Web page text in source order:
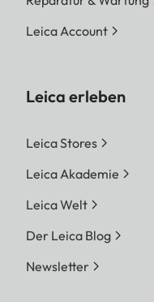
Leica Account
Leica erleben
Leica Stores
Leica Akademie
Leica Welt
Der Leica Blog
Newsletter